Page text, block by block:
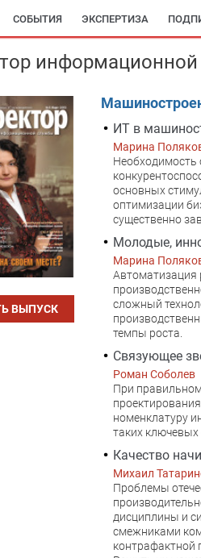
СОБЫТИЯ ЭКСПЕРТИЗА
ВЫПУСК
ИТ в
Марина
Необходимость
основных
оптимизации
существенно
Молодые,
Марина
Автоматизация
сложный
темпы роста.
Связующее
Роман Соболев
При
номенклатуру
таких ключевых
Качество
Михаил
Проблемы
дисциплины и
смежниками
контрафактной